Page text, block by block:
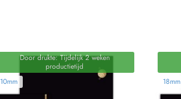
Door drukte: Tijdelijk 2 weken
productietijd
10mm
18mm